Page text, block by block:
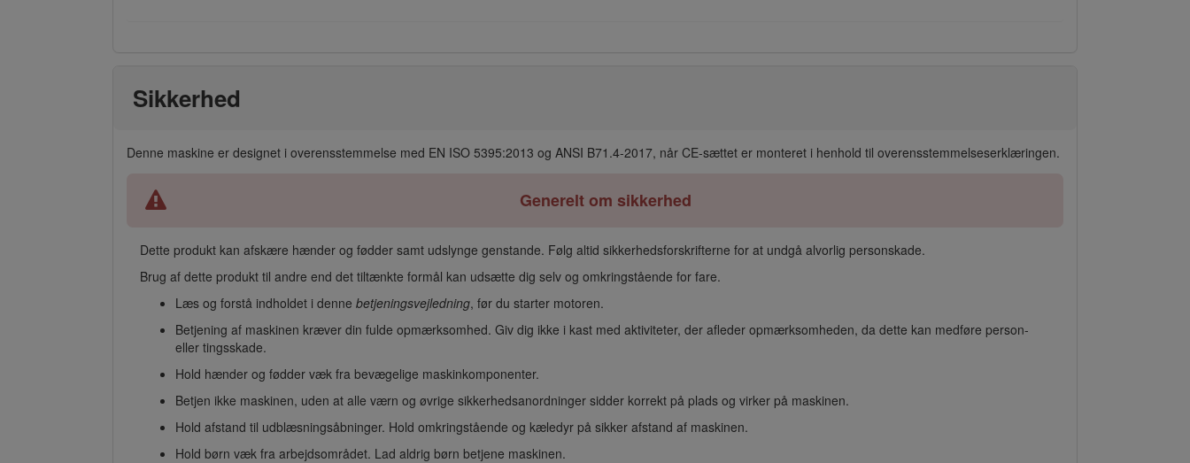
Sikkerhed
Denne maskine er designet i overensstemmelse med EN ISO 5395:2013 og ANSI B71.4-2017, når CE-sættet er monteret i henhold til overensstemmelseserklæringen.
Generelt om sikkerhed
Dette produkt kan afskære hænder og fødder samt udslynge genstande. Følg altid sikkerhedsforskrifterne for at undgå alvorlig personskade.
Brug af dette produkt til andre end det tiltænkte formål kan udsætte dig selv og omkringstående for fare.
Læs og forstå indholdet i denne betjeningsvejledning, før du starter motoren.
Betjening af maskinen kræver din fulde opmærksomhed. Giv dig ikke i kast med aktiviteter, der afleder opmærksomheden, da dette kan medføre person-
eller tingsskade.
Hold hænder og fødder væk fra bevægelige maskinkomponenter.
Betjen ikke maskinen, uden at alle værn og øvrige sikkerhedsanordninger sidder korrekt på plads og virker på maskinen.
Hold afstand til udblæsningsåbninger. Hold omkringstående og kæledyr på sikker afstand af maskinen.
Hold børn væk fra arbejdsområdet. Lad aldrig børn betjene maskinen.